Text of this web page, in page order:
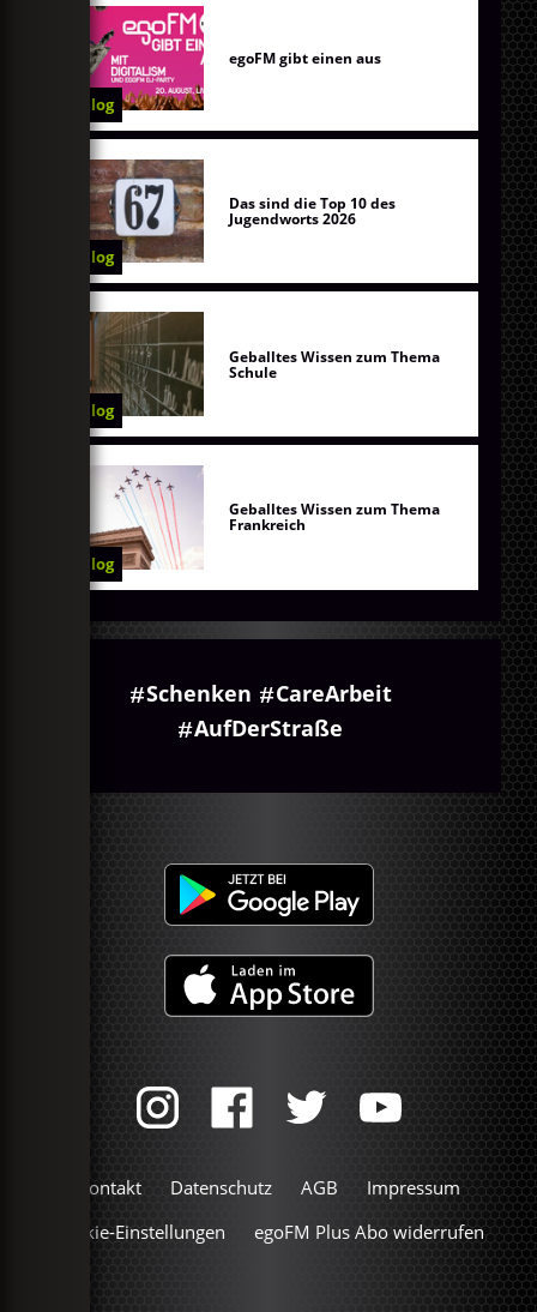
Blog
egoFM gibt einen aus
Blog
Das sind die Top 10 des
Jugendworts 2026
Blog
Geballtes Wissen zum Thema
Schule
Blog
Geballtes Wissen zum Thema
Frankreich
Schenken
CareArbeit
AufDerStraße
Kontakt Datenschutz AGB
Impressum
Cookie-Einstellungen
egoFM Plus Abo widerrufen